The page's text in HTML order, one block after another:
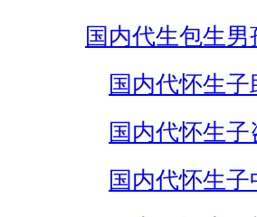
国内代生包生男
国内代怀生子
国内代怀生子
国内代怀生子